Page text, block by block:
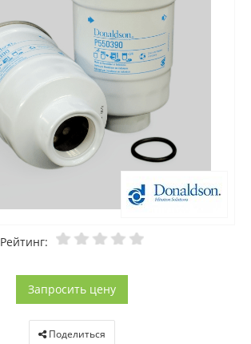
Рейтинг:
Запросить цену
Поделиться